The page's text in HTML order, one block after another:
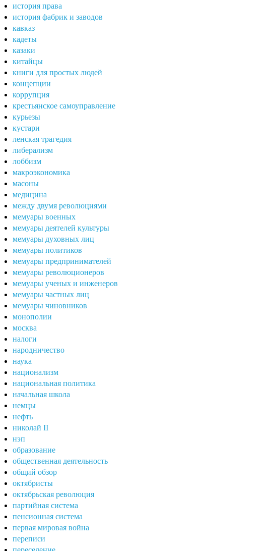
история права
история фабрик и заводов
кавказ
кадеты
казаки
китайцы
книги для простых людей
концепции
коррупция
крестьянское самоуправление
курьезы
кустари
ленская трагедия
либерализм
лоббизм
макроэкономика
масоны
медицина
между двумя революциями
мемуары военных
мемуары деятелей культуры
мемуары духовных лиц
мемуары политиков
мемуары предпринимателей
мемуары революционеров
мемуары ученых и инженеров
мемуары частных лиц
мемуары чиновников
монополии
москва
налоги
народничество
наука
национализм
национальная политика
начальная школа
немцы
нефть
николай II
нэп
образование
общественная деятельность
общий обзор
октябристы
октябрьская революция
партийная система
пенсионная система
первая мировая война
переписи